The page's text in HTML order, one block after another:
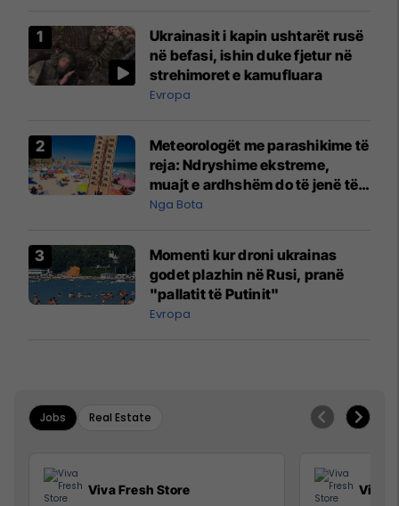
Ukrainasit i kapin ushtarët rusë
në befasi, ishin duke fjetur në
strehimoret e kamufluara
Evropa
Meteorologët me parashikime të
reja: Ndryshime ekstreme,
muajt e ardhshëm do të jenë të
pazakontë
Nga Bota
Momenti kur droni ukrainas
godet plazhin në Rusi, pranë
"pallatit të Putinit"
Evropa
Jobs Real Estate
Viva Fresh Store Viva